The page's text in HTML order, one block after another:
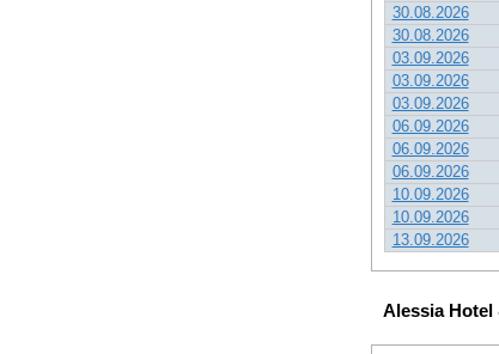
30.08.2026
30.08.2026
03.09.2026
03.09.2026
03.09.2026
06.09.2026
06.09.2026
06.09.2026
10.09.2026
10.09.2026
13.09.2026
Alessia Hotel